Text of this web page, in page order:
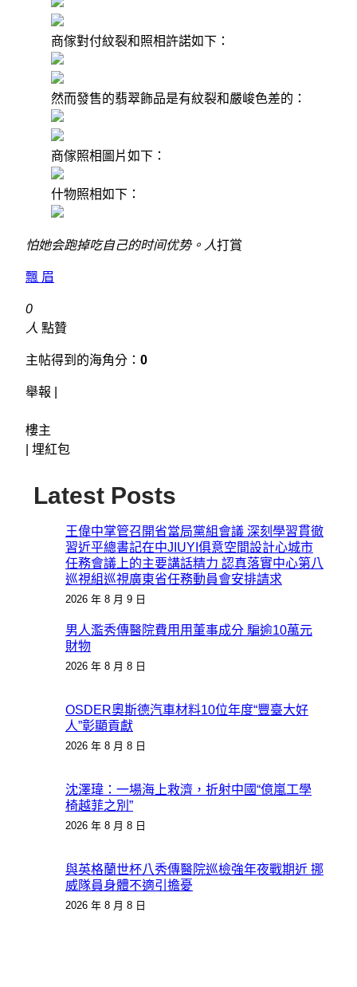
商傢對付紋裂和照相許諾如下：
然而發售的翡翠飾品是有紋裂和嚴峻色差的：
商傢照相圖片如下：
什物照相如下：
怕她会跑掉吃自己的时间优势。 人打賞
飄 眉
0
人 點贊
主帖得到的海角分： 0
舉報 |
樓主
埋紅包
Latest Posts
王偉中掌管召開省當局黨組會議 深刻學習貫徹
習近平總書記在中JIUYI俱意空間設計心城市
任務會議上的主要講話精力 認真落實中心第八
巡視組巡視廣東省任務動員會安排請求
2026 年 8 月 9 日
男人濫秀傳醫院費用用董事成分 騙逾10萬元
財物
2026 年 8 月 8 日
OSDER奧斯德汽車材料10位年度“豐臺大好
人”彰顯貢獻
2026 年 8 月 8 日
沈澤瑋：一場海上救濟，折射中國“億嵐工學
椅越菲之別”
2026 年 8 月 8 日
與英格蘭世杯八秀傳醫院巡檢強年夜戰期近 挪
威隊員身體不適引擔憂
2026 年 8 月 8 日